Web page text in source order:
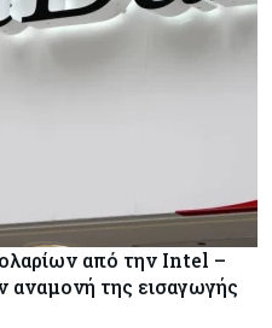
από την Intel –
αναμονή της εισαγωγής